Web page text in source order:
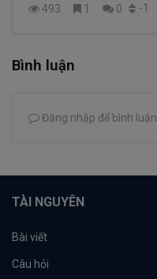
493 1 0 -1
Bình luận
Đăng nhập để bình luận
TÀI NGUYÊN
Bài viết
Câu hỏi